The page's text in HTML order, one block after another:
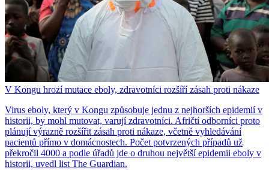
V Kongu hrozí mutace eboly, zdravotníci rozšíří zásah proti nákaze
Virus eboly, který v Kongu způsobuje jednu z nejhorších epidemií v
historii, by mohl mutovat, varují zdravotníci. Afričtí odborníci proto
plánují výrazně rozšířit zásah proti nákaze, včetně vyhledávání
pacientů přímo v domácnostech. Počet potvrzených případů už
překročil 4000 a podle úřadů jde o druhou největší epidemii eboly v
historii, uvedl list The Guardian.